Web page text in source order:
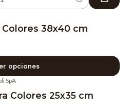
38x40 cm
opciones
SpA
Colores 25x35 cm